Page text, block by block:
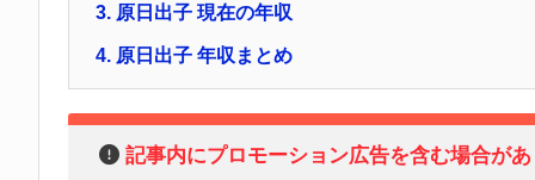
3. 原日出子 現在の年収
4. 原日出子 年収まとめ
記事内にプロモーション広告を含む場合が